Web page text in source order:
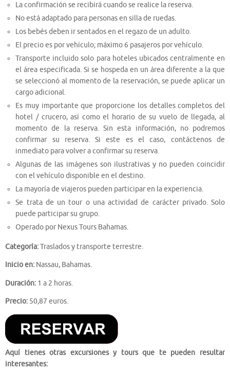
La confirmación se recibirá cuando se realice la reserva.
No está adaptado para personas en silla de ruedas.
Los bebés deben ir sentados en el regazo de un adulto.
El precio es por vehículo; máximo 6 pasajeros por vehículo.
Transporte incluido solo para hoteles ubicados centralmente en
el área especificada. Si se hospeda en un área diferente a la que
se seleccionó al momento de la reservación, se puede aplicar un
cargo adicional.
Es muy importante que proporcione los detalles completos del
hotel / crucero, así como el horario de su vuelo de llegada, al
momento de la reserva. Sin esta información, no podremos
confirmar su reserva. Si este es el caso, contáctenos de
inmediato para volver a confirmar su reserva.
Algunas de las imágenes son ilustrativas y no pueden coincidir
con el vehículo disponible en el destino.
La mayoría de viajeros pueden participar en la experiencia.
Se trata de un tour o una actividad de carácter privado. Solo
puede participar su grupo.
Operado por Nexus Tours Bahamas.
Categoría:Traslados y transporte terrestre.
Inicio en: Nassau, Bahamas.
Duración: 1 a 2 horas.
Precio: 50,87 euros.
Aquí tienes otras excursiones y tours que te pueden resultar
interesantes: